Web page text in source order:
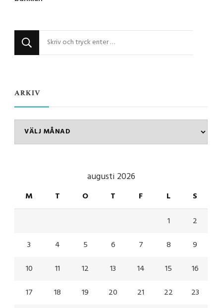
Letar
du
ARKIV
Arkiv
augusti 2026
M T O T F L
S
1
2
3
4 5 6 7 8
9
10
11 12 13 14 15
16
17
18 19 20 21 22 23